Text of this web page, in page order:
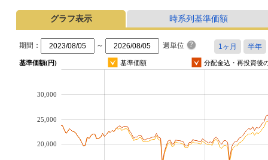
グラフ表示 時系列基準価額
期間： ～ 週単位
基準価額(円) 基準価額 分配金込・再投資後
20,000
25,000
30,000